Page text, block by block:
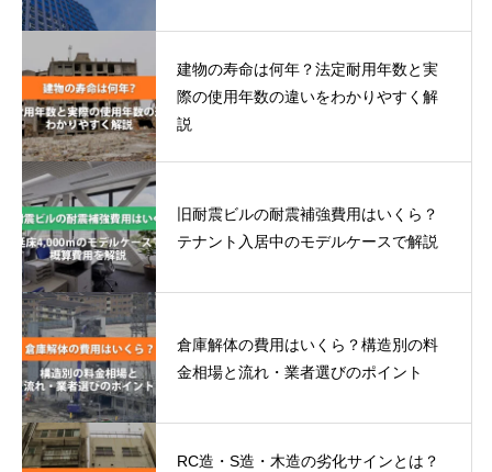
建物の寿命は何年？法定耐用年数と実
際の使用年数の違いをわかりやすく解
説
旧耐震ビルの耐震補強費用はいくら？
テナント入居中のモデルケースで解説
倉庫解体の費用はいくら？構造別の料
金相場と流れ・業者選びのポイント
RC造・S造・木造の劣化サインとは？